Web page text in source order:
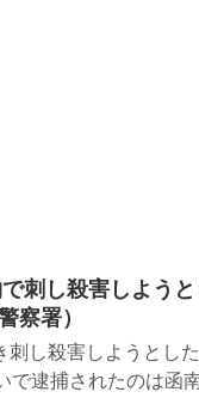
刺し殺害しよう
察署）
刺し殺害しようとし
で逮捕されたのは函